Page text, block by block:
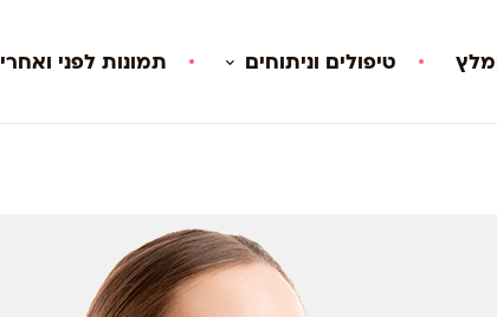
טיפולים וניתוחים תמונות לפני ואחרי